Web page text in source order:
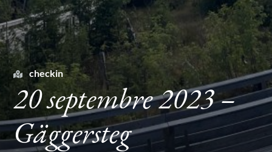
checkin
20 septembre 2023 –
Gäggersteg